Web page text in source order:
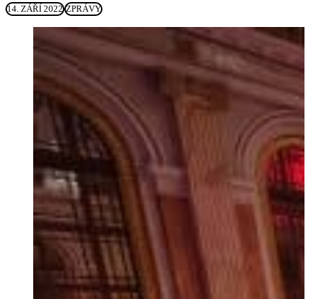
14. ZÁŘÍ 2022 ZPRÁVY